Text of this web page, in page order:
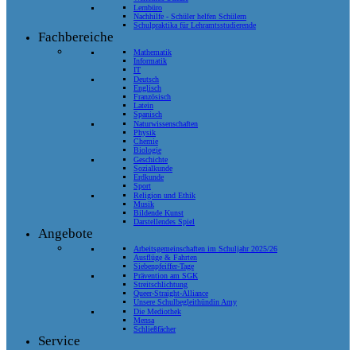
Lernbüro
Nachhilfe - Schüler helfen Schülern
Schulpraktika für Lehramtsstudierende
Fachbereiche
Mathematik
Informatik
IT
Deutsch
Englisch
Französisch
Latein
Spanisch
Naturwissenschaften
Physik
Chemie
Biologie
Geschichte
Sozialkunde
Erdkunde
Sport
Religion und Ethik
Musik
Bildende Kunst
Darstellendes Spiel
Angebote
Arbeitsgemeinschaften im Schuljahr 2025/26
Ausflüge & Fahrten
Siebenpfeiffer-Tage
Prävention am SGK
Streitschlichtung
Queer-Straight-Alliance
Unsere Schulbegleithündin Amy
Die Mediothek
Mensa
Schließfächer
Service